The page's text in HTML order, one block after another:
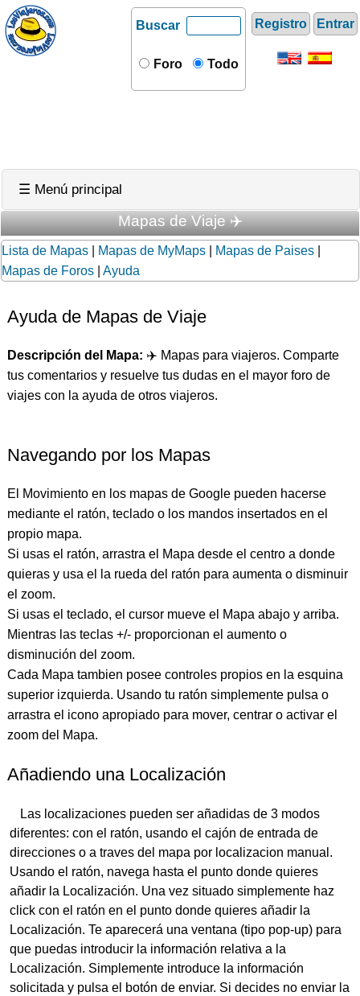
Registro Entrar
Buscar
Foro Todo
☰ Menú principal
Mapas de Viaje ✈️
Lista de Mapas Mapas de MyMaps Mapas de Paises
Mapas de Foros
Ayuda
Ayuda de Mapas de Viaje
Descripción del Mapa: ✈️ Mapas para viajeros. Comparte
tus comentarios y resuelve tus dudas en el mayor foro de
viajes con la ayuda de otros viajeros.
Navegando por los Mapas
El Movimiento en los mapas de Google pueden hacerse
mediante el ratón, teclado o los mandos insertados en el
propio mapa.
Si usas el ratón, arrastra el Mapa desde el centro a donde
quieras y usa el la rueda del ratón para aumenta o disminuir
el zoom.
Si usas el teclado, el cursor mueve el Mapa abajo y arriba.
Mientras las teclas +/- proporcionan el aumento o
disminución del zoom.
Cada Mapa tambien posee controles propios en la esquina
superior izquierda. Usando tu ratón simplemente pulsa o
arrastra el icono apropiado para mover, centrar o activar el
zoom del Mapa.
Añadiendo una Localización
Las localizaciones pueden ser añadidas de 3 modos
diferentes: con el ratón, usando el cajón de entrada de
direcciones o a traves del mapa por localizacion manual.
Usando el ratón, navega hasta el punto donde quieres
añadir la Localización. Una vez situado simplemente haz
click con el ratón en el punto donde quieres añadir la
Localización. Te aparecerá una ventana (tipo pop-up) para
que puedas introducir la información relativa a la
Localización. Simplemente introduce la información
solicitada y pulsa el botón de enviar. Si decides no enviar la